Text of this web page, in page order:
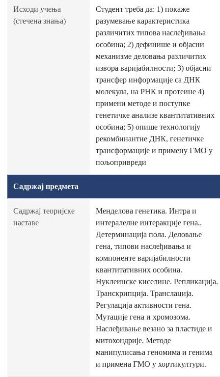
Исходи учења
(стечена знања)
Студент треба да: 1) покаже
разумевање карактеристика
различитих типова наслеђивања
особина; 2) дефинише и објасни
механизме деловања различитих
извора варијабилности; 3) објасни
трансфер информације са ДНК
молекула, на РНК и протеине 4)
примени методе и поступке
генетичке анализе квантитативних
особина; 5) опише технологију
рекомбинантне ДНК, генетичке
трансформације и примену ГМО у
пољопривреди
Садржај предмета
Садржај теоријске
наставе
Менделова генетика. Интра и
интералелне интеракције гена..
Детерминација пола. Деловање
гена, типови наслеђивања и
компоненте варијабилности
квантитативних особина.
Нуклеинске киселине. Репликација.
Транскрипција. Транслација.
Регулација активности гена.
Мутације гена и хромозома.
Наслеђивање везано за пластиде и
митохондрије. Методе
манипулисања геномима и генима
и примена ГМО у хортикултури.